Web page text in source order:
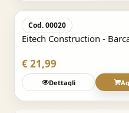
Cod. 00020
Eitech Construction -
€ 21,99
Dettagli